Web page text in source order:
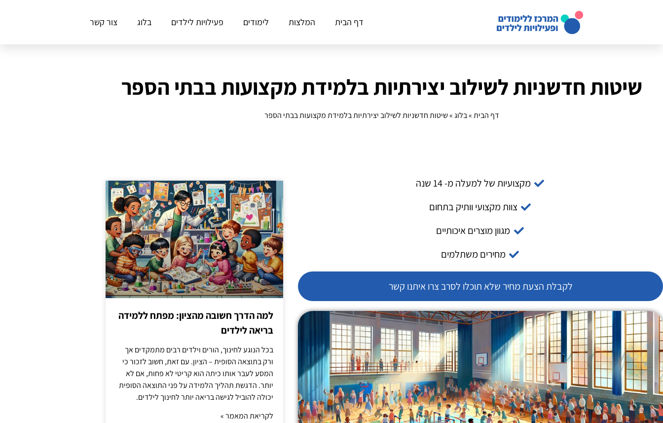
דף הבית המלצות לימודים פעילויות לילדים בלוג צור קשר
שיטות חדשניות לשילוב יצירתיות בלמידת מקצועות בבתי הספר
דף הבית»בלוג»שיטות חדשניות לשילוב יצירתיות בלמידת מקצועות בבתי הספר
מקצועיות של למעלה מ- 14 שנה
צוות מקצועי וותיק בתחום
מגוון מוצרים איכותיים
מחירים משתלמים
לקבלת הצעת מחיר שלא תוכלו לסרב צרו איתנו קשר
למה הדרך חשובה מהציון: מפתח ללמידה
בריאה לילדים
בכל הנוגע לחינוך, הורים וילדים רבים מתמקדים אך
ורק בתוצאה הסופית – הציון. עם זאת, חשוב לזכור כי
המסע לעבר אותו כיתה הוא קריטי לא פחות, אם לא
יותר. הדגשת תהליך הלמידה על פני התוצאה הסופית
יכולה להוביל לגישה בריאה יותר לחינוך לילדים.
לקריאת המאמר »